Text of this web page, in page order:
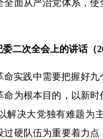
面从严治党体系，
二次全会上的讲话（
命实践中需要把握好
为根本目的，以新
解决大党独有难题为
硬队伍为重要着力